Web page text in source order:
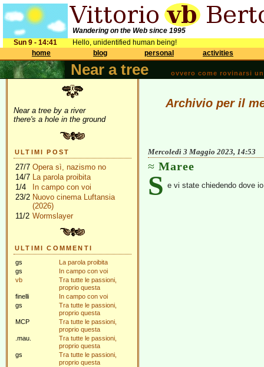
Wandering on the Web since 1995
Sun 9 - 14:41
Hello, unidentified human being!
home
blog personal activities
Near a tree ovvero come rovinarsi
Near a tree by a river
there's a hole in the ground
ULTIMI POST
27/7 Opera sì, nazismo no
14/7 La parola proibita
1/4
In campo con voi
23/2 Nuovo cinema Luftansia
(2026)
11/2 Wormslayer
ULTIMI COMMENTI
gs
La parola proibita
gs
In campo con voi
vb
Tra tutte le passioni,
proprio questa
finelli
In campo con voi
gs
Tra tutte le passioni,
proprio questa
MCP
Tra tutte le passioni,
proprio questa
.mau.
Tra tutte le passioni,
proprio questa
gs
Tra tutte le passioni,
proprio questa
Archivio per il
Mercoledì 3 Maggio 2023, 14:53
Maree
S e vi state chiedendo dove